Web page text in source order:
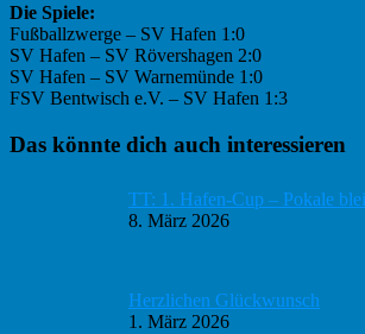
Die Spiele:
Fußballzwerge – SV Hafen 1:0
SV Hafen – SV Rövershagen 2:0
SV Hafen – SV Warnemünde 1:0
FSV Bentwisch e.V. – SV Hafen 1:3
Haupt-
Das könnte dich auch interessieren
TT: 1. Hafen-Cup – Pokale
8. März 2026
Herzlichen Glückwunsch
1. März 2026